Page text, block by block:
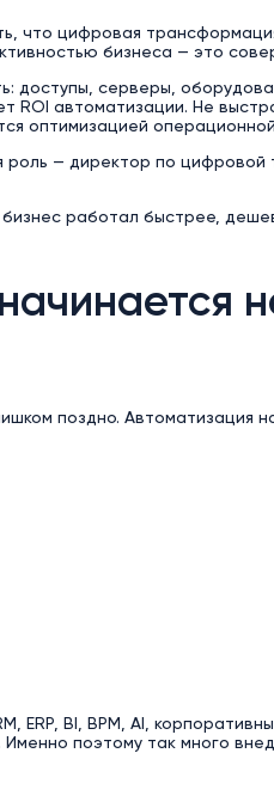
что цифровая
бизнеса — это
доступы, серверы,
ROI автоматизации. Не
оптимизацией
роль — директор по
работал быстрее,
поздно. Автоматизация
ERP, BI, BPM, AI,
поэтому так много